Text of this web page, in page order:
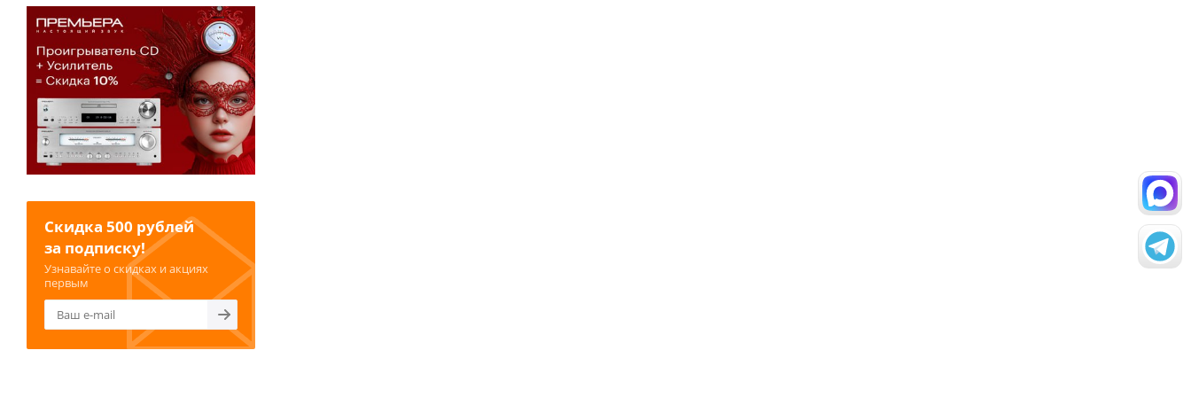
Скидка 500 рублей
за подписку!
Узнавайте о скидках и акциях
первым